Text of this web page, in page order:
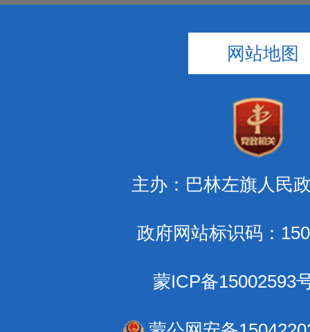
网站地图
主办：巴林左旗人民
政府网站标识码：
蒙ICP备15002593